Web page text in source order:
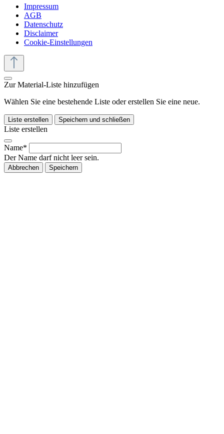
Impressum
AGB
Datenschutz
Disclaimer
Cookie-Einstellungen
Zur Material-Liste hinzufügen
Wählen Sie eine bestehende Liste oder erstellen Sie eine neue.
Liste erstellen Speichern und schließen
Liste erstellen
Name*
Der Name darf nicht leer sein.
Abbrechen Speichern